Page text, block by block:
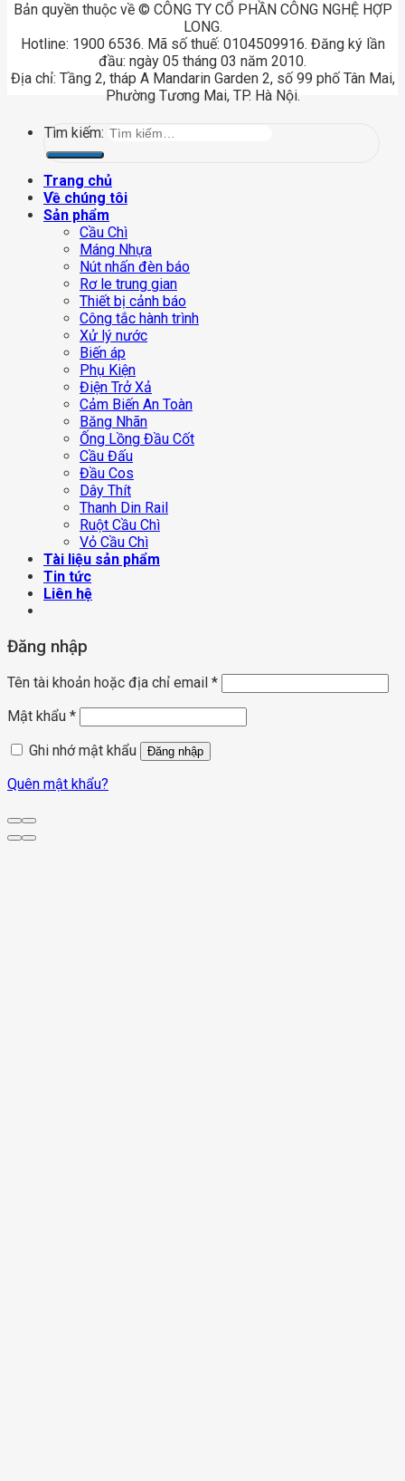
Bản quyền thuộc về © CÔNG TY CỔ PHẦN CÔNG NGHỆ HỢP
LONG.
Hotline: 1900 6536. Mã số thuế: 0104509916. Đăng ký lần
đầu: ngày 05 tháng 03 năm 2010.
Địa chỉ: Tầng 2, tháp A Mandarin Garden 2, số 99 phố Tân Mai,
Phường Tương Mai, TP. Hà Nội.
Tìm kiếm:
Trang chủ
Về chúng tôi
Sản phẩm
Cầu Chì
Máng Nhựa
Nút nhấn đèn báo
Rơ le trung gian
Thiết bị cảnh báo
Công tắc hành trình
Xử lý nước
Biến áp
Phụ Kiện
Điện Trở Xả
Cảm Biến An Toàn
Băng Nhãn
Ống Lồng Đầu Cốt
Cầu Đấu
Đầu Cos
Dây Thít
Thanh Din Rail
Ruột Cầu Chì
Vỏ Cầu Chì
Tài liệu sản phẩm
Tin tức
Liên hệ
Đăng nhập
Tên tài khoản hoặc địa chỉ email *
Mật khẩu *
Ghi nhớ mật khẩu
Đăng nhập
Quên mật khẩu?